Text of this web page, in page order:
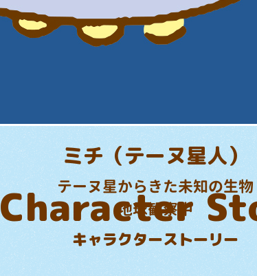
ミチ（テーヌ星人）
テーヌ星からきた未知の生物
地球観察中
Character
キャラクターストーリー